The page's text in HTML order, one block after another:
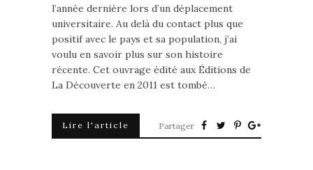
l’année dernière lors d’un déplacement
universitaire. Au delà du contact plus que
positif avec le pays et sa population, j’ai
voulu en savoir plus sur son histoire
récente. Cet ouvrage édité aux Éditions de
La Découverte en 2011 est tombé…
Lire l'article Partager